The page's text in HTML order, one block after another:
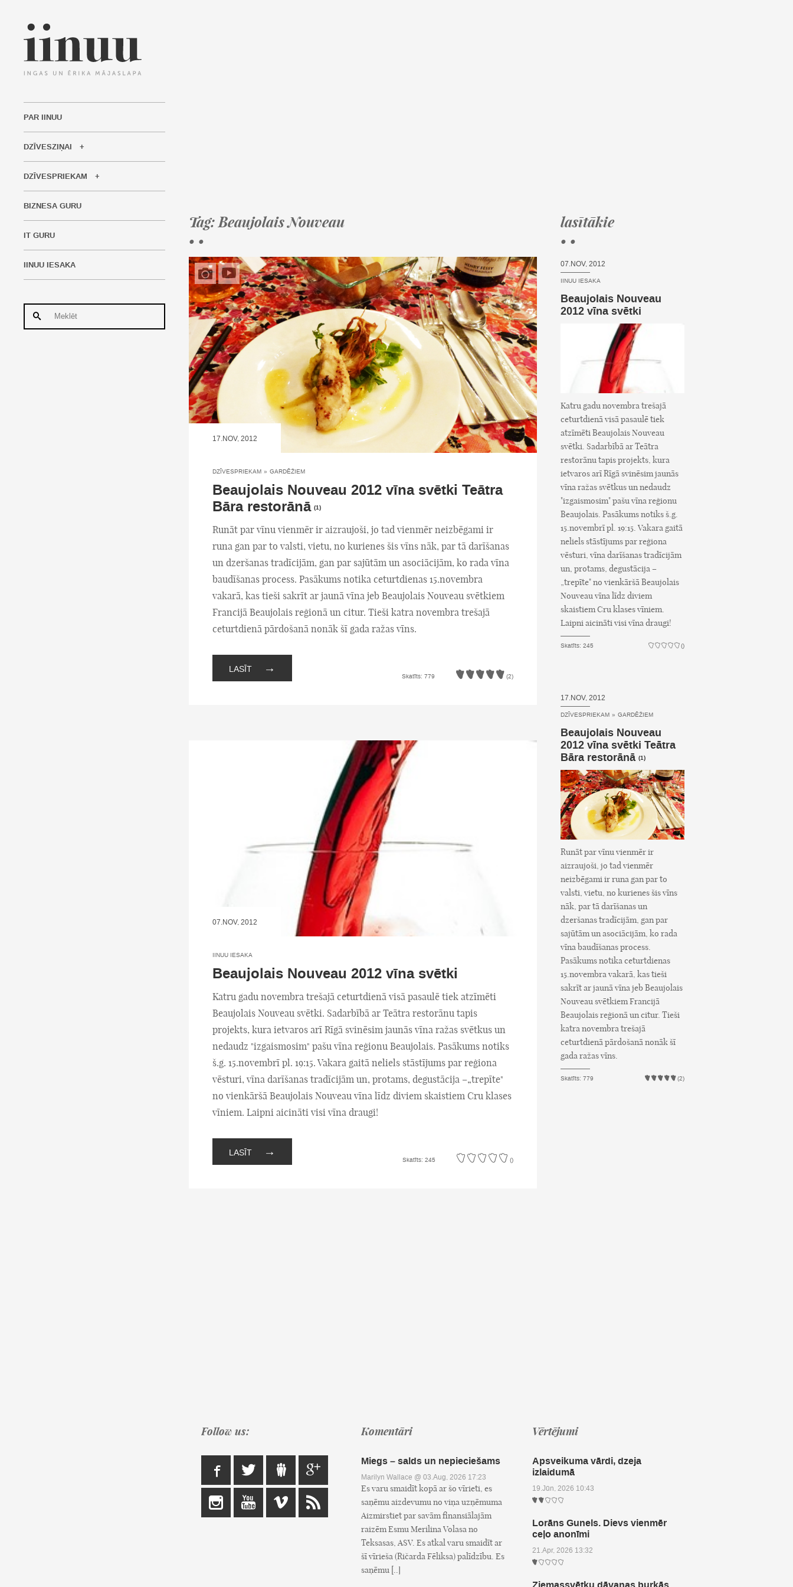
PAR IINUU
DZĪVESZIŅAI
DZĪVESPRIEKAM
BIZNESA GURU
IT GURU
IINUU IESAKA
Tag: Beaujolais Nouveau
• •
17.NOV, 2012
DZĪVESPRIEKAM » GARDĒŽIEM
Beaujolais Nouveau 2012 vīna svētki Teātra
Bāra restorānā (1)
Runāt par vīnu vienmēr ir aizraujoši, jo tad vienmēr neizbēgami ir
runa gan par to valsti, vietu, no kurienes šis vīns nāk, par tā darīšanas
un dzeršanas tradīcijām, gan par sajūtām un asociācijām, ko rada vīna
baudīšanas process. Pasākums notika ceturtdienas 15.novembra
vakarā, kas tieši sakrīt ar jaunā vīna jeb Beaujolais Nouveau svētkiem
Francijā Beaujolais reģionā un citur. Tieši katra novembra trešajā
ceturtdienā pārdošanā nonāk šī gada ražas vīns.
LASĪT →
Skatīts: 779 (2)
07.NOV, 2012
IINUU IESAKA
Beaujolais Nouveau 2012 vīna svētki
Katru gadu novembra trešajā ceturtdienā visā pasaulē tiek atzīmēti
Beaujolais Nouveau svētki. Sadarbībā ar Teātra restorānu tapis
projekts, kura ietvaros arī Rīgā svinēsim jaunās vīna ražas svētkus un
nedaudz "izgaismosim" pašu vīna reģionu Beaujolais. Pasākums notiks
š.g. 15.novembrī pl. 19:15. Vakara gaitā neliels stāstījums par reģiona
vēsturi, vīna darīšanas tradīcijām un, protams, degustācija –„trepīte"
no vienkāršā Beaujolais Nouveau vīna līdz diviem skaistiem Cru klases
vīniem. Laipni aicināti visi vīna draugi!
LASĪT →
Skatīts: 245 ()
lasītākie
• •
07.NOV, 2012
IINUU IESAKA
Beaujolais Nouveau
2012 vīna svētki
Katru gadu novembra trešajā
ceturtdienā visā pasaulē tiek
atzīmēti Beaujolais Nouveau
svētki. Sadarbībā ar Teātra
restorānu tapis projekts, kura
ietvaros arī Rīgā svinēsim jaunās
vīna ražas svētkus un nedaudz
"izgaismosim" pašu vīna reģionu
Beaujolais. Pasākums notiks š.g.
15.novembrī pl. 19:15. Vakara gaitā
neliels stāstījums par reģiona
vēsturi, vīna darīšanas tradīcijām
un, protams, degustācija –
„trepīte" no vienkāršā Beaujolais
Nouveau vīna līdz diviem
skaistiem Cru klases vīniem.
Laipni aicināti visi vīna draugi!
Skatīts: 245 ()
17.NOV, 2012
DZĪVESPRIEKAM » GARDĒŽIEM
Beaujolais Nouveau
2012 vīna svētki Teātra
Bāra restorānā (1)
Runāt par vīnu vienmēr ir
aizraujoši, jo tad vienmēr
neizbēgami ir runa gan par to
valsti, vietu, no kurienes šis vīns
nāk, par tā darīšanas un
dzeršanas tradīcijām, gan par
sajūtām un asociācijām, ko rada
vīna baudīšanas process.
Pasākums notika ceturtdienas
15.novembra vakarā, kas tieši
sakrīt ar jaunā vīna jeb Beaujolais
Nouveau svētkiem Francijā
Beaujolais reģionā un citur. Tieši
katra novembra trešajā
ceturtdienā pārdošanā nonāk šī
gada ražas vīns.
Skatīts: 779 (2)
Follow us: Komentāri
Miegs – salds un nepieciešams
Marilyn Wallace @ 03.Aug, 2026 17:23
Es varu smaidīt kopā ar šo vīrieti, es
saņēmu aizdevumu no viņa uzņēmuma
Aizmirstiet par savām finansiālajām
raizēm Esmu Merilina Volasa no
Teksasas, ASV. Es atkal varu smaidīt ar
šī vīrieša (Ričarda Fēliksa) palīdzību. Es
saņēmu [..]
Vērtējumi
Apsveikuma vārdi, dzeja
izlaidumā
19.Jūn, 2026 10:43
Lorāns Gunels. Dievs vienmēr
ceļo anonīmi
21.Apr, 2026 13:32